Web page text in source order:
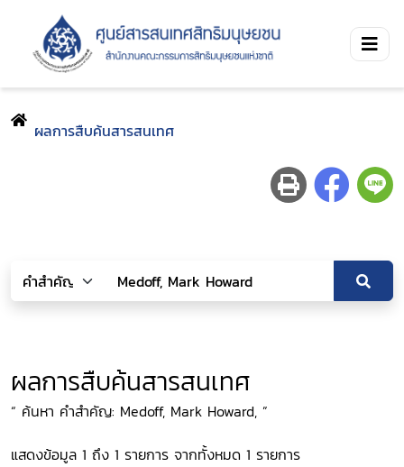
ผลการสืบค้นสารสนเทศ
ผลการสืบค้นสารสนเทศ
“ ค้นหา คำสำคัญ: Medoff, Mark Howard, ”
แสดงข้อมูล 1 ถึง 1 รายการ จากทั้งหมด 1 รายการ